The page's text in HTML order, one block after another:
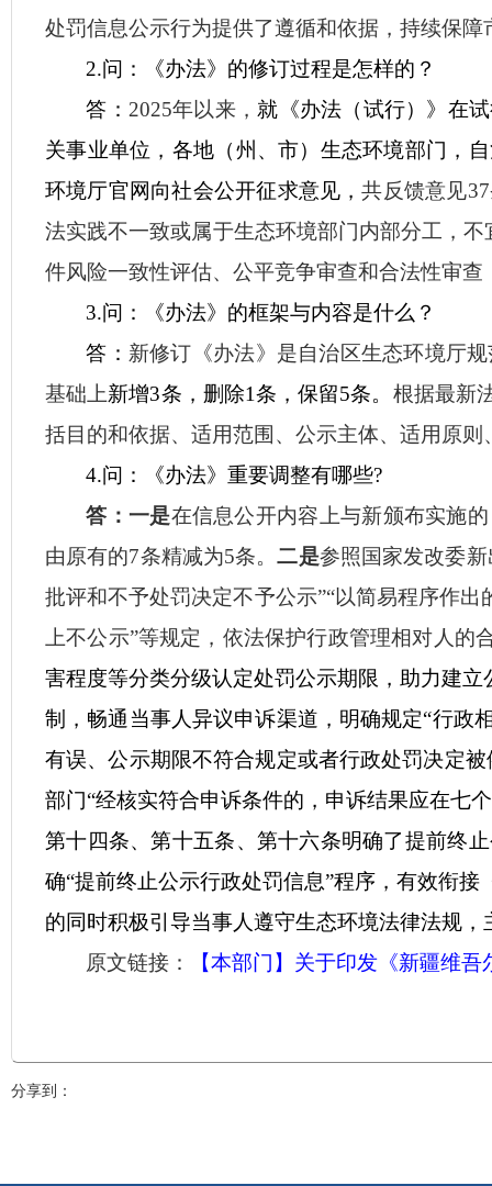
处罚信息公示行为提供了遵循和依据，持续保
2.问：《办法》的修订过程是怎样的？
答： 2025年以来， 就 《办法（试行） 》在
关事业单位，各地（州、市）生态环境部门，
环境厅官网向社会公开征求意见，共反馈意见
法实践不一致或属于生态环境部门内部分工，
件风险一致性评估、公平竞争审查和合法性审
3.问：《办法》的框架与内容是什么？
答： 新修订《办法》 是自治区生态环境厅
基础上新增3条，删除1条，保留5条。 根据最新
括目的和依据、适用范围、公示主体、适用原
4.问：《办法》重要调整有哪些?
答：一是在信息公开内容上与新颁布实施
由原有的7条精减为5条。二是参照国家发改委
批评和不予处罚决定不予公示”“以简易程序作
上不公示”等规定，依法保护行政管理相对人的
害程度等分类分级认定处罚公示期限，助力建立
制，畅通当事人异议申诉渠道，明确规定“行政
有误、公示期限不符合规定或者行政处罚决定
部门“经核实符合申诉条件的，申诉结果应在七
第十四条、第十五条、第十六条明确了提前终
确“提前终止公示行政处罚信息”程序， 有效衔接
的同时积极引导当事人遵守生态环境法律法规
原文链接： 【本部门】关于印发《新疆维
分享到：